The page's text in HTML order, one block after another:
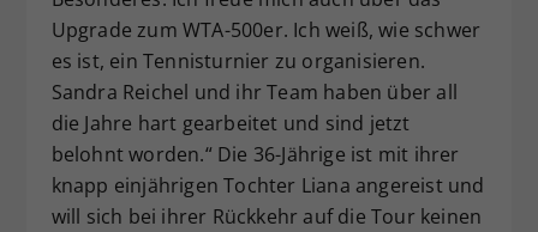
Upgrade zum WTA-500er. Ich weiß, wie schwer
es ist, ein Tennisturnier zu organisieren.
Sandra Reichel und ihr Team haben über all
die Jahre hart gearbeitet und sind jetzt
belohnt worden.“ Die 36-Jährige ist mit ihrer
knapp einjährigen Tochter Liana angereist und
will sich bei ihrer Rückkehr auf die Tour keinen